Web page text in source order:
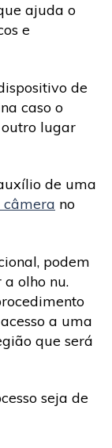
ajuda o
e
de
caso o
lugar
de uma
no
podem
olho nu.
a uma
que será
seja de